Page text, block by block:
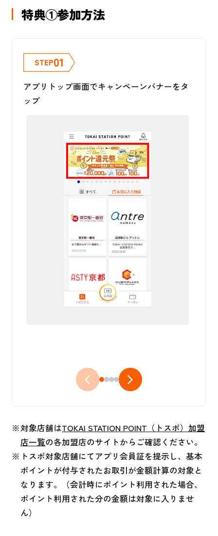
特典①参加方法
STEP01
アプリトップ画面でキャンペーンバナーをタ
ップ
対象店舗はTOKAI STATION POINT（トスポ）加盟
店一覧の各加盟店のサイトからご確認ください。
トスポ対象店舗にてアプリ会員証を提示し、基本
ポイントが付与されたお取引が金額計算の対象と
なります。（会計時にポイント利用された場合、
ポイント利用された分の金額は対象に入りませ
ん）